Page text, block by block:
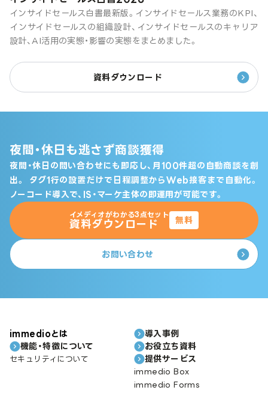
インサイドセールス白書最新版。インサイドセールス業務のKPI、
インサイドセールスの組織設計、インサイドセールスのキャリア
設計、AI活用の実態・影響の実態をまとめました。
資料ダウンロード
夜間・休日も逃さず商談獲得
夜間・休日の問い合わせにも即応し、月100件超の自動商談を創
出。
タグ1行の設置だけで日程調整からWeb接客まで自動化。
ノーコード導入で、IS・マーケ主体の即運用が可能です。
イメディオがわかる3点セット
資料ダウンロード 無料
お問い合わせ
immedioとは
機能・特徴について
セキュリティについて
導入事例
お役立ち資料
提供サービス
immedio Box
immedio Forms